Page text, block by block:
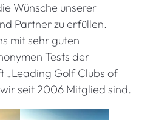
Wünsche unserer
Partner zu erfüllen.
mit sehr guten
Tests der
„Leading Golf Clubs of
seit 2006 Mitglied sind.